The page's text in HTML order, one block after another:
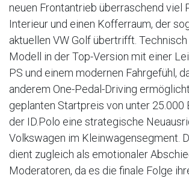
neuen Frontantrieb überraschend viel
Interieur und einen Kofferraum, der
aktuellen VW Golf übertrifft.
Modell in der Top-Version mit einer
PS und einem modernen Fahrgefühl,
anderem One-Pedal-Driving
geplanten Startpreis von unter 25.000
der ID.Polo eine strategische
Volkswagen im Kleinwagensegment.
dient zugleich als emotionaler
Moderatoren, da es die finale Folge